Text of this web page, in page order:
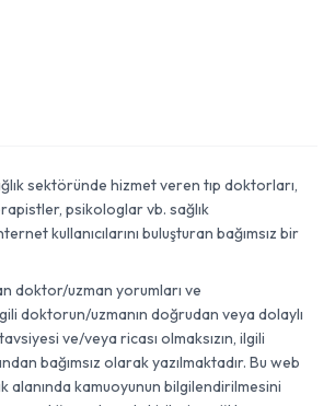
sektöründe hizmet veren tıp doktorları,
psikologlar vb. sağlık
kullanıcılarını buluşturan bağımsız bir
doktor/uzman yorumları ve
doktorun/uzmanın doğrudan veya dolaylı
ve/veya ricası olmaksızın, ilgili
bağımsız olarak yazılmaktadır. Bu web
alanında kamuoyunun bilgilendirilmesini